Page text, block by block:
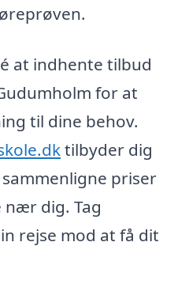
at indhente tilbud
for at
til dine behov.
tilbyder dig
priser
nær dig. Tag
rejse mod at få dit